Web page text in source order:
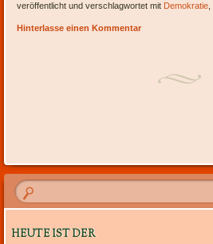
veröffentlicht und verschlagwortet mit Demokratie
Hinterlasse einen Kommentar
HEUTE IST DER